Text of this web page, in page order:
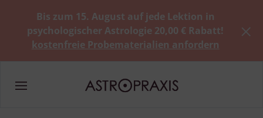
Bis zum 15. August auf jede Lektion in
psychologischer Astrologie 20,00 € Rabatt!
kostenfreie Probematerialien anfordern